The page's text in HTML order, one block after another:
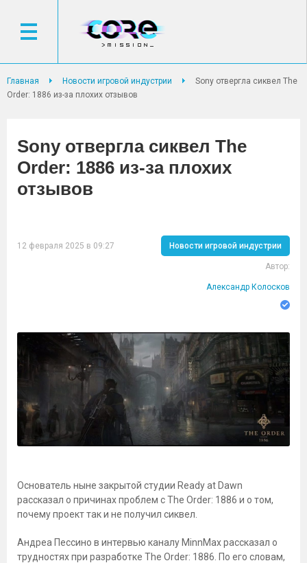
Главная Новости игровой индустрии
Sony отвергла сиквел The
Order: 1886 из-за плохих отзывов
Sony отвергла сиквел The
Order: 1886 из-за плохих
отзывов
12 февраля 2025 в 09:27 Новости игровой индустрии
Автор:
Александр Колосков
Основатель ныне закрытой студии Ready at Dawn
рассказал о причинах проблем с The Order: 1886 и о том,
почему проект так и не получил сиквел.
Андреа Пессино в интервью каналу MinnMax рассказал о
трудностях при разработке The Order: 1886. По его словам,